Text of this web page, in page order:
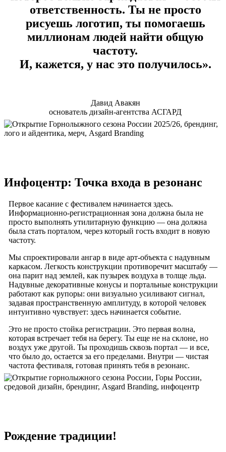
ответственность. Ты не просто
рисуешь логотип, ты помогаешь
миллионам людей найти общую
частоту.
И, кажется, у нас это получилось».
Давид Авакян
основатель дизайн-агентства АСГАРД
Инфоцентр: Точка входа в резонанс
Первое касание с фестивалем начинается здесь.
Информационно-регистрационная зона должна была не
просто выполнять утилитарную функцию — она должна
была стать порталом, через который гость входит в новую
частоту.
Мы спроектировали ангар в виде арт-объекта с надувным
каркасом. Легкость конструкции противоречит масштабу —
она парит над землей, как пузырек воздуха в толще льда.
Надувные декоративные конусы и портальные конструкции
работают как рупоры: они визуально усиливают сигнал,
задавая пространственную амплитуду, в которой человек
интуитивно чувствует: здесь начинается событие.
Это не просто стойка регистрации. Это первая волна,
которая встречает тебя на берегу. Ты еще не на склоне, но
воздух уже другой. Ты проходишь сквозь портал — и все,
что было до, остается за его пределами. Внутри — чистая
частота фестиваля, готовая принять тебя в резонанс.
Рождение традиции!